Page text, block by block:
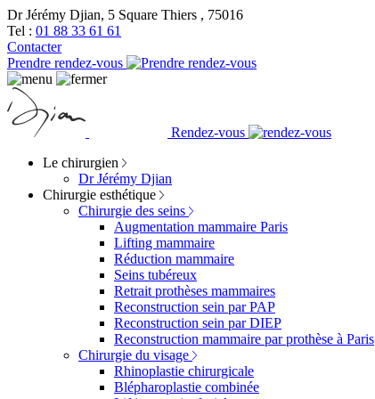
Dr Jérémy Djian, 5 Square Thiers , 75016
Tel : 01 88 33 61 61
Contacter
Prendre rendez-vous
Rendez-vous
Le chirurgien
Dr Jérémy Djian
Chirurgie esthétique
Chirurgie des seins
Augmentation mammaire Paris
Lifting mammaire
Réduction mammaire
Seins tubéreux
Retrait prothèses mammaires
Reconstruction sein par PAP
Reconstruction sein par DIEP
Reconstruction mammaire par prothèse à Paris
Chirurgie du visage
Rhinoplastie chirurgicale
Blépharoplastie combinée